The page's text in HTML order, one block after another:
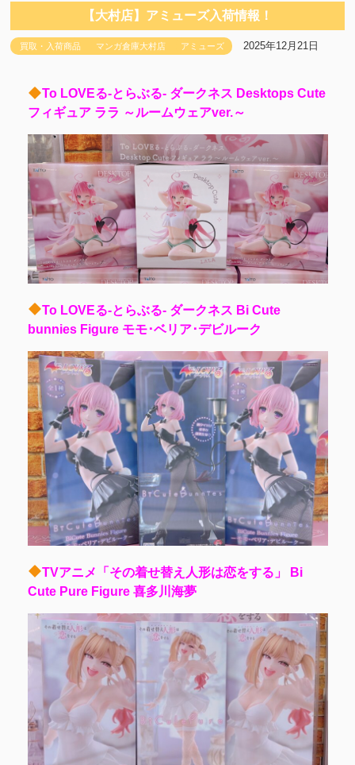
【大村店】アミューズ入荷情報！
買取・入荷商品 マンガ倉庫大村店 アミューズ 2025年12月21日
To LOVEる-とらぶる- ダークネス Desktops Cute
フィギュア ララ ～ルームウェアver.～
To LOVEる-とらぶる- ダークネス Bi Cute
bunnies Figure モモ･ベリア･デビルーク
TVアニメ「その着せ替え人形は恋をする」 Bi
Cute Pure Figure 喜多川海夢